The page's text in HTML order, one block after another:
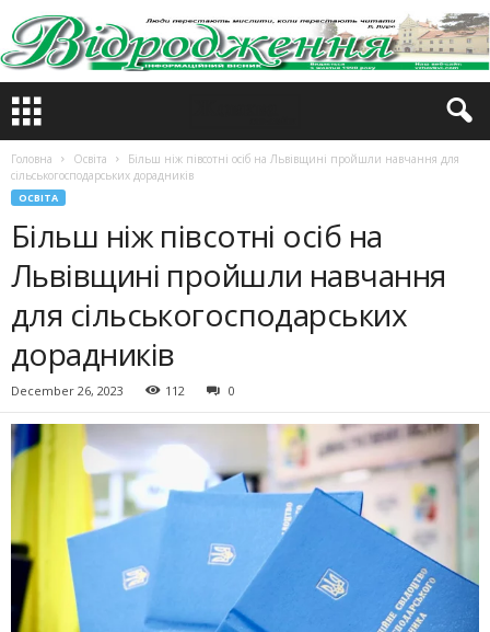
Головна Освіта
Більш ніж півсотні осіб на Львівщині пройшли навчання для
сільськогосподарських дорадників
ОСВІТА
Більш ніж півсотні осіб на
Львівщині пройшли навчання
для сільськогосподарських
дорадників
December 26, 2023 112 0